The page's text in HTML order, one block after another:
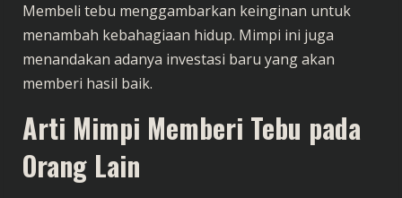
Membeli tebu menggambarkan keinginan untuk
menambah kebahagiaan hidup. Mimpi ini juga
menandakan adanya investasi baru yang akan
memberi hasil baik.
Arti Mimpi Memberi Tebu pada
Orang Lain